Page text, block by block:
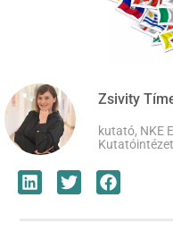
Zsivity
kutató, NKE
Kutatóintézet